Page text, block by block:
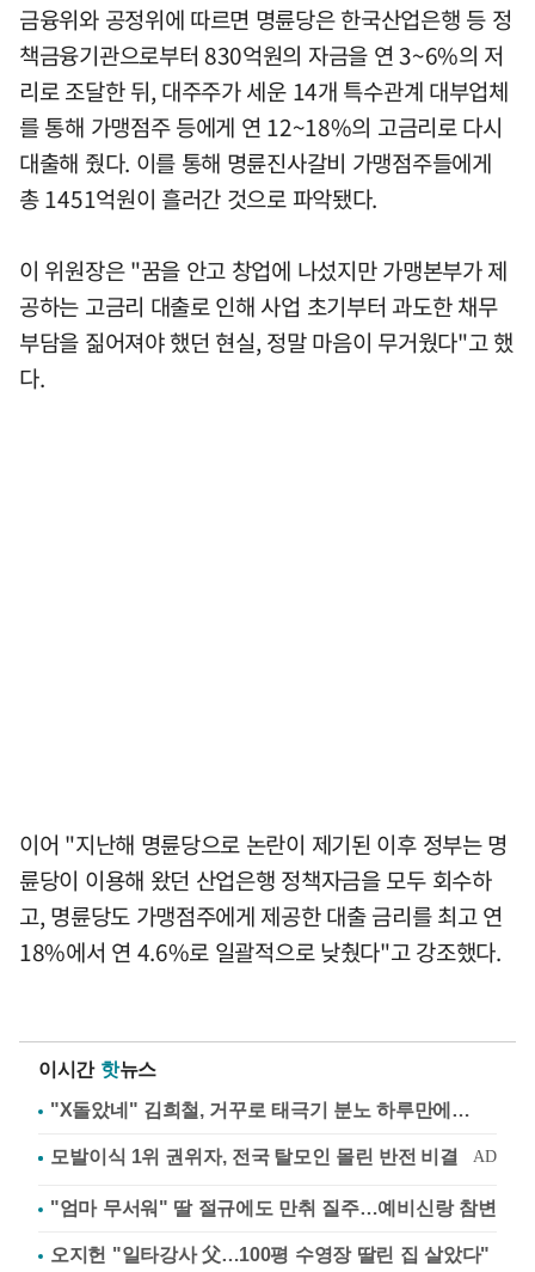
금융위와 공정위에 따르면 명륜당은 한국산업은행 등 정
책금융기관으로부터 830억원의 자금을 연 3~6%의 저
리로 조달한 뒤, 대주주가 세운 14개 특수관계 대부업체
를 통해 가맹점주 등에게 연 12~18%의 고금리로 다시
대출해 줬다. 이를 통해 명륜진사갈비 가맹점주들에게
총 1451억원이 흘러간 것으로 파악됐다.
이 위원장은 "꿈을 안고 창업에 나섰지만 가맹본부가 제
공하는 고금리 대출로 인해 사업 초기부터 과도한 채무
부담을 짊어져야 했던 현실, 정말 마음이 무거웠다"고 했
다.
이어 "지난해 명륜당으로 논란이 제기된 이후 정부는 명
륜당이 이용해 왔던 산업은행 정책자금을 모두 회수하
고, 명륜당도 가맹점주에게 제공한 대출 금리를 최고 연
18%에서 연 4.6%로 일괄적으로 낮췄다"고 강조했다.
이시간 핫뉴스
"X돌았네" 김희철, 거꾸로 태극기 분노 하루만에…
"엄마 무서워" 딸 절규에도 만취 질주…예비신랑 참변
오지헌 "일타강사 父…100평 수영장 딸린 집 살았다"